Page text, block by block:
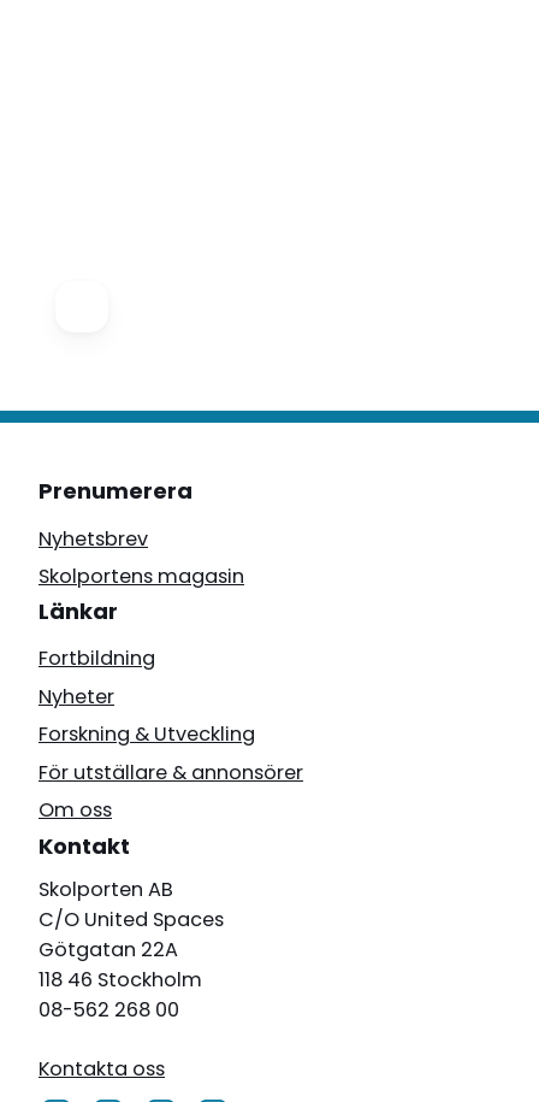
Prenumerera
Nyhetsbrev
Skolportens magasin
Länkar
Fortbildning
Nyheter
Forskning & Utveckling
För utställare & annonsörer
Om oss
Kontakt
Skolporten AB
C/O United Spaces
Götgatan 22A
118 46 Stockholm
08-562 268 00
Kontakta oss